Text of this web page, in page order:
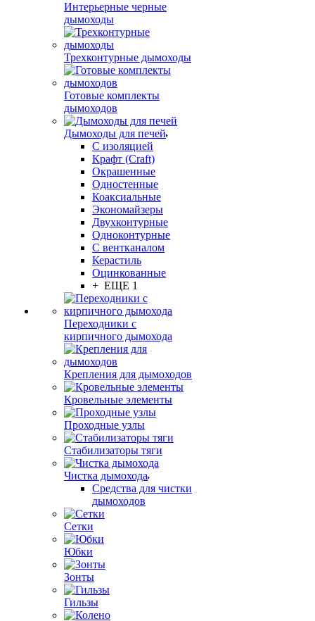
Интерьерные черные
дымоходы
Трехконтурные дымоходы
Готовые комплекты
дымоходов
Дымоходы для печей
С изоляцией
Крафт (Craft)
Окрашенные
Одностенные
Коаксиальные
Экономайзеры
Двухконтурные
Одноконтурные
С вентканалом
Керастиль
Оцинкованные
+ ЕЩЕ 1
Переходники с
кирпичного дымохода
Крепления для дымоходов
Кровельные элементы
Проходные узлы
Стабилизаторы тяги
Чистка дымохода
Средства для чистки
дымоходов
Сетки
Юбки
Зонты
Гильзы